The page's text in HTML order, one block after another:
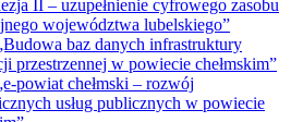
II – uzupełnienie cyfrowego zasobu
województwa lubelskiego”
baz danych infrastruktury
przestrzennej w powiecie chełmskim”
powiat chełmski – rozwój
usług publicznych w powiecie